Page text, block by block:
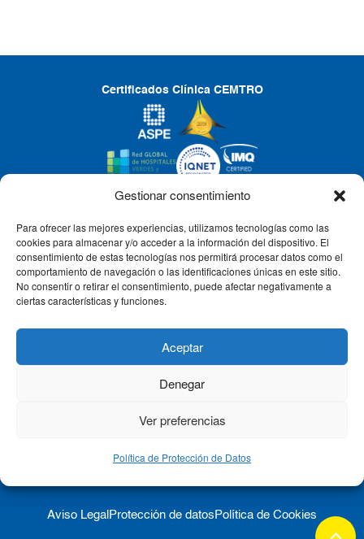
Gestionar consentimiento
Para ofrecer las mejores experiencias, utilizamos tecnologías como las
cookies para almacenar y/o acceder a la información del dispositivo. El
consentimiento de estas tecnologías nos permitirá procesar datos como el
comportamiento de navegación o las identificaciones únicas en este sitio.
No consentir o retirar el consentimiento, puede afectar negativamente a
ciertas características y funciones.
Aceptar
Denegar
Ver preferencias
Política de Protección de Datos
Certificados Clínica CEMTRO
CLÍNICA CEMTRO
QUIÉNES SOMOS
Aviso Legal Protección de datos Política de Cookies